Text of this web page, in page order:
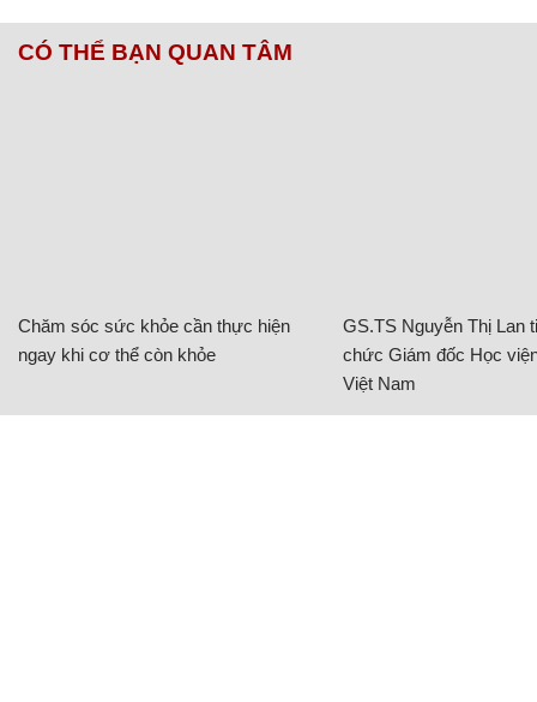
CÓ THỂ BẠN QUAN TÂM
Chăm sóc sức khỏe cần thực hiện
ngay khi cơ thể còn khỏe
GS.TS Nguyễn Thị Lan
chức Giám đốc Học
Việt Nam